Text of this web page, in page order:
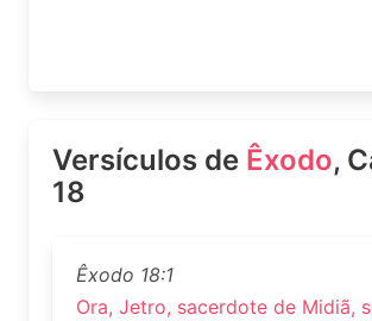
Versículos de Êxodo,
18
Êxodo 18:1
Ora, Jetro, sacerdote de Midiã,